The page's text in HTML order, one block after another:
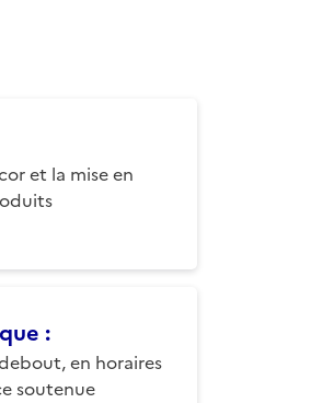
et la mise en
:
en horaires
soutenue